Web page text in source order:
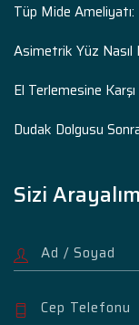
Tüp Mide
Asimetrik Yüz Nasıl
El Terlemesine
Dudak Dolgusu
Sizi Arayalım